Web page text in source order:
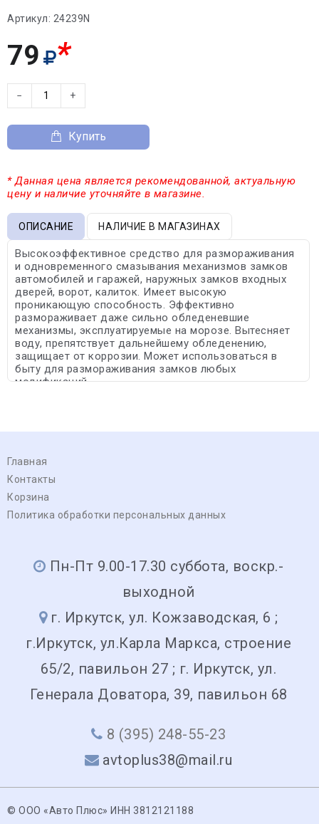
Артикул: 24239N
79 *
− +
Купить
* Данная цена является рекомендованной, актуальную
цену и наличие уточняйте в магазине.
ОПИСАНИЕ НАЛИЧИЕ В МАГАЗИНАХ
Высокоэффективное средство для размораживания
и одновременного смазывания механизмов замков
автомобилей и гаражей, наружных замков входных
дверей, ворот, калиток. Имеет высокую
проникающую способность. Эффективно
размораживает даже сильно обледеневшие
механизмы, эксплуатируемые на морозе. Вытесняет
воду, препятствует дальнейшему обледенению,
защищает от коррозии. Может использоваться в
быту для размораживания замков любых
модификаций.
Главная
Контакты
Корзина
Политика обработки персональных данных
Пн-Пт 9.00-17.30 суббота, воскр.-
выходной
г. Иркутск, ул. Кожзаводская, 6 ;
г.Иркутск, ул.Карла Маркса, строение
65/2, павильон 27 ; г. Иркутск, ул.
Генерала Доватора, 39, павильон 68
8 (395) 248-55-23
avtoplus38@mail.ru
© ООО «Авто Плюс» ИНН 3812121188